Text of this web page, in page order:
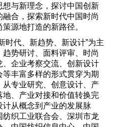
想与新理念，探讨中国创新
合，探索新时代中国时尚
源地打造的新路径。
代、新趋势、新设计”为主
势研讨、面料评审、时尚
、企业考察交流、创新设计
等丰富多样的形式贯穿为期
从专业研究、创意设计、产
地、产业对接和价值转换完
计从概念到产业的发展脉
纺织工业联合会、深圳市龙